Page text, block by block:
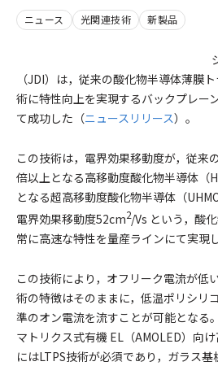
ニュース 光関連技術 新製品
（JDI）は，従来の酸化物半導体薄膜
術に特性向上を実現するバックプレー
て成功した（ニュースリリース）。
この技術は，電界効果移動度が，従来
倍以上となる高移動度酸化物半導体（
となる超高移動度酸化物半導体（
電界効果移動度52cm2/Vs という，酸
常に高速な特性を量産ラインにて実現し
この技術により，オフリーク電流が低
術の特徴はそのままに，低温ポリシリ
準のオン電流を流すことが可能となる
マトリクス式有機 EL（AMOLED）向
にはLTPS技術が必須であり，ガラス